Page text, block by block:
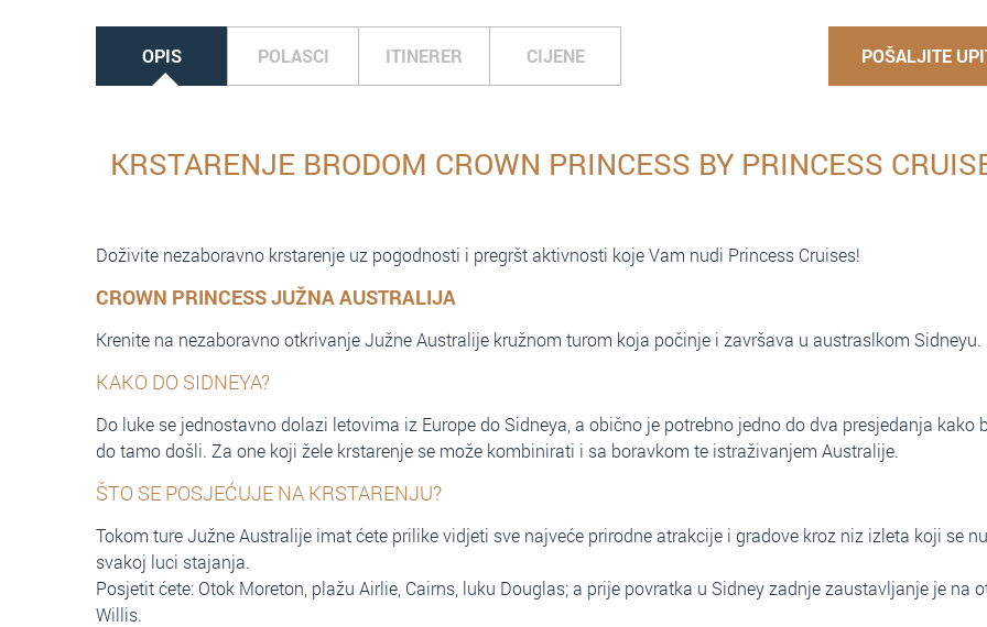
OPIS POLASCI ITINERER CIJENE POŠALJITE
KRSTARENJE BRODOM CROWN PRINCESS BY PRINCESS
Doživite nezaboravno krstarenje uz pogodnosti i pregršt aktivnosti koje Vam nudi Princess Cruises!
CROWN PRINCESS JUŽNA AUSTRALIJA
Krenite na nezaboravno otkrivanje Južne Australije kružnom turom koja počinje i završava u austraslkom Sidneyu.
KAKO DO SIDNEYA?
Do luke se jednostavno dolazi letovima iz Europe do Sidneya, a obično je potrebno jedno do dva presjedanja kako
do tamo došli. Za one koji žele krstarenje se može kombinirati i sa boravkom te istraživanjem Australije.
ŠTO SE POSJEĆUJE NA KRSTARENJU?
Tokom ture Južne Australije imat ćete prilike vidjeti sve najveće prirodne atrakcije i gradove kroz niz izleta koji se
svakoj luci stajanja.
Posjetit ćete: Otok Moreton, plažu Airlie, Cairns, luku Douglas; a prije povratka u Sidney zadnje zaustavljanje je na
Willis.